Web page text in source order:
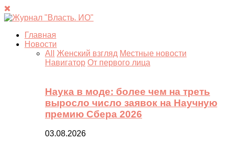
Главная
Новости
All
Женский взгляд Местные новости
Навигатор От первого лица
Наука в моде: более чем на треть
выросло число заявок на Научную
премию Сбера 2026
03.08.2026